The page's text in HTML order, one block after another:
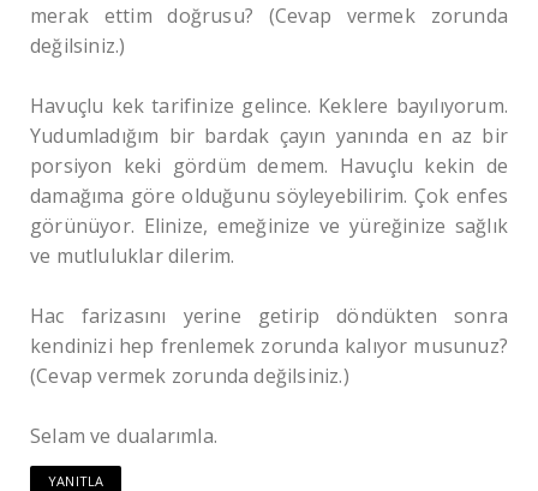
merak ettim doğrusu? (Cevap vermek zorunda
değilsiniz.)
Havuçlu kek tarifinize gelince. Keklere bayılıyorum.
Yudumladığım bir bardak çayın yanında en az bir
porsiyon keki gördüm demem. Havuçlu kekin de
damağıma göre olduğunu söyleyebilirim. Çok enfes
görünüyor. Elinize, emeğinize ve yüreğinize sağlık
ve mutluluklar dilerim.
Hac farizasını yerine getirip döndükten sonra
kendinizi hep frenlemek zorunda kalıyor musunuz?
(Cevap vermek zorunda değilsiniz.)
Selam ve dualarımla.
YANITLA